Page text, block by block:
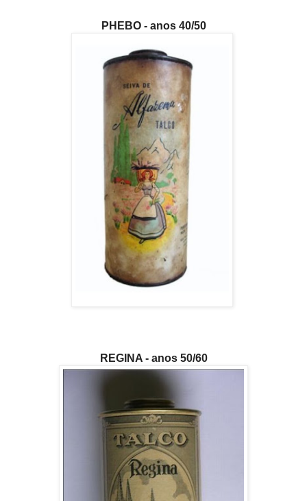
PHEBO - anos 40/50
REGINA - anos 50/60